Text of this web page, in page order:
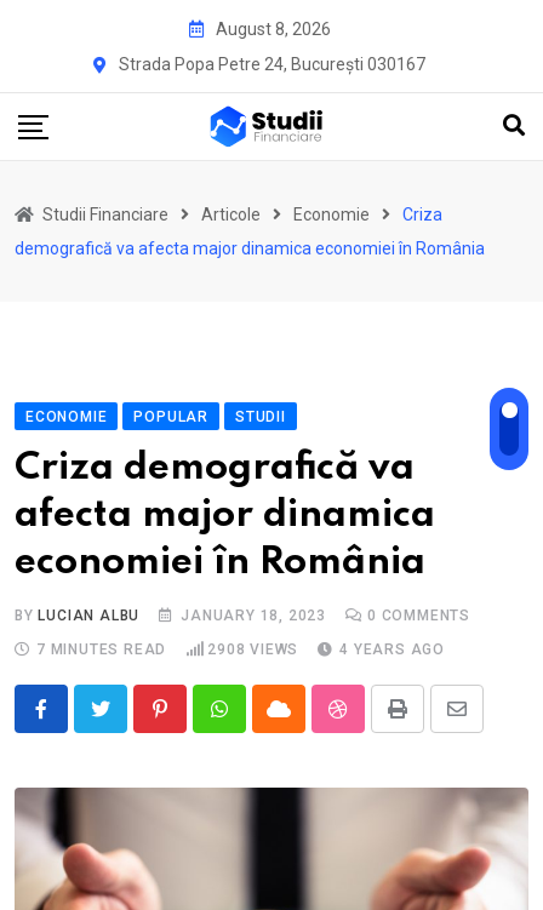
August 8, 2026
Strada Popa Petre 24, București 030167
Studii Financiare Articole Economie
Criza
demografică va afecta major dinamica economiei în România
ECONOMIE POPULAR STUDII
Criza demografică va
afecta major dinamica
economiei în România
BY LUCIAN ALBU JANUARY 18, 2023 0 COMMENTS
7 MINUTES READ
2908 VIEWS 4 YEARS AGO
PinterestWhatsappCloud StumbleUpon
Print
Share
Email